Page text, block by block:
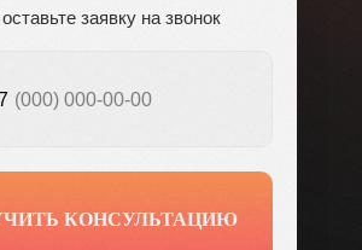
заявку на звонок
КОНСУЛЬТАЦИЮ